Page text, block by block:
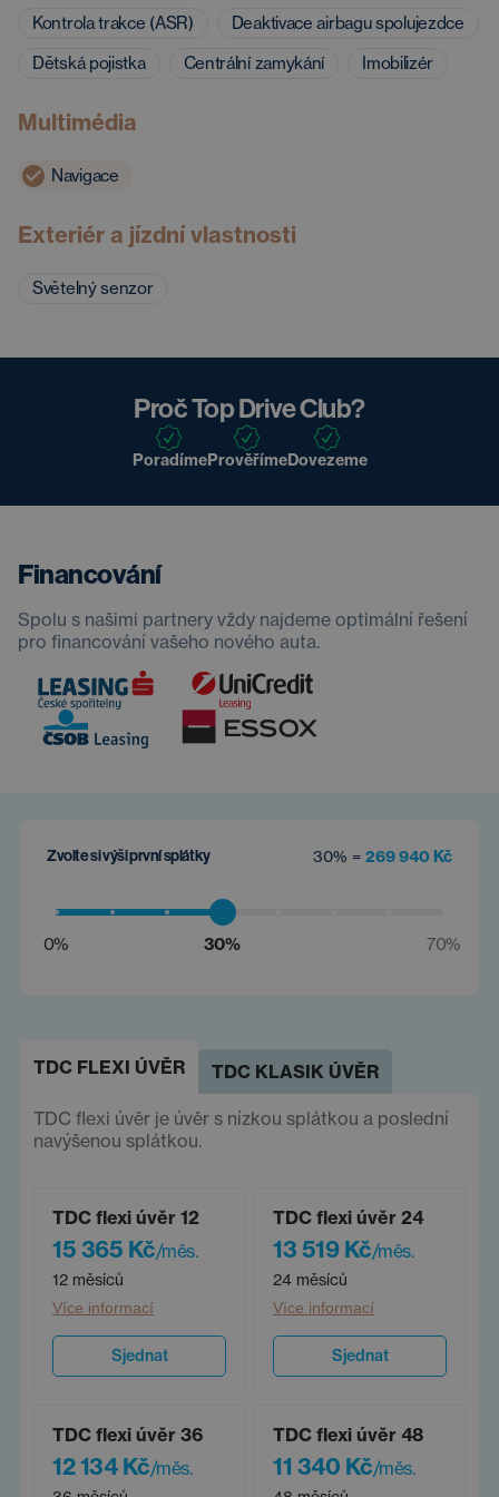
Kontrola trakce (ASR)
Deaktivace airbagu spolujezdce
Dětská pojistka
Centrální zamykání Imobilizér
Multimédia
Navigace
Exteriér a jízdní vlastnosti
Světelný senzor
Proč Top Drive Club?
PoradímePrověřímeDovezeme
Financování
Spolu s našimi partnery vždy najdeme optimální řešení
pro financování vašeho nového auta.
Zvolte si výši první splátky 30% = 269 940 Kč
0% 30% 70%
TDC FLEXI ÚVĚR TDC KLASIK ÚVĚR
TDC flexi úvěr je úvěr s nízkou splátkou a poslední
navýšenou splátkou.
TDC flexi úvěr 12
15 365 Kč/měs.
12 měsíců
Více informací
Sjednat
TDC flexi úvěr 24
13 519 Kč/měs.
24 měsíců
Více informací
Sjednat
TDC flexi úvěr 36
12 134 Kč/měs.
TDC flexi úvěr 48
11 340 Kč/měs.